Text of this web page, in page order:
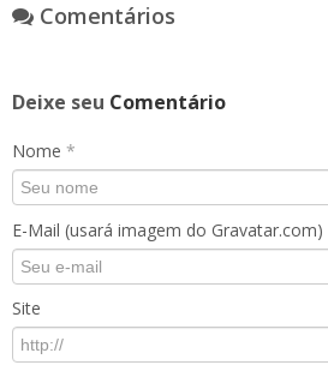
Comentários
Deixe seu Comentário
Nome *
E-Mail (usará imagem do Gravatar.com)
Site